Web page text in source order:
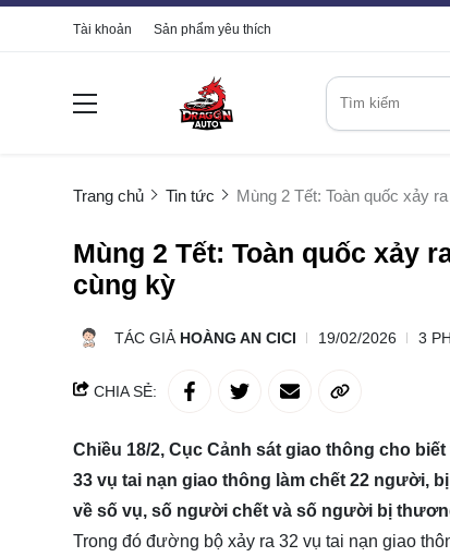
Tài khoản Sản phẩm yêu thích
Trang chủ Tin tức Mùng 2 Tết: Toàn quốc xảy
Mùng 2 Tết: Toàn quốc xảy
cùng kỳ
TÁC GIẢ HOÀNG AN CICI 19/02/2026 3
CHIA SẺ:
Chiều 18/2, Cục Cảnh sát giao thông cho
33 vụ tai nạn giao thông làm chết 22 người,
về số vụ, số người chết và số người bị
Trong đó đường bộ xảy ra 32 vụ tai nạn giao